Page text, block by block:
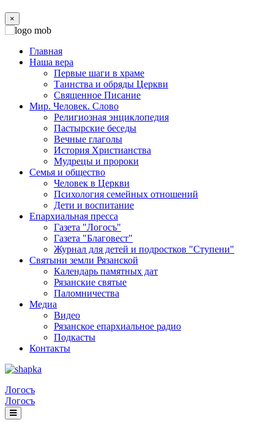
×
Главная
Наша вера
Первые шаги в храме
Таинства и обряды Церкви
Священное Писание
Мир. Человек. Слово
Религиозная энциклопедия
Пастырские беседы
Вечные глаголы
История Христианства
Мудрецы и пророки
Семья и общество
Человек в Церкви
Психология семейных отношений
Дети и воспитание
Епархиальная пресса
Газета "Логосъ"
Газета "Благовест"
Журнал для детей и подростков "Ступени"
Святыни земли Рязанской
Календарь памятных дат
Рязанские святые
Паломничества
Медиа
Видео
Рязанское епархиальное радио
Подкасты
Контакты
Логосъ
Логосъ